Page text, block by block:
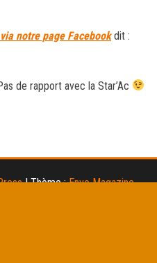
notre page Facebook dit :
de rapport avec la Star’Ac
|Thème :Envo Magazine